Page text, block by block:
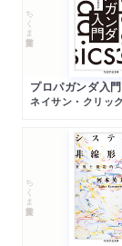
ちくま学芸文庫
プロパガンダ入門
ネイサン・クリック
ちくま学芸文庫